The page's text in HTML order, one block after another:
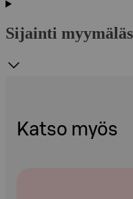
Sijainti
Katso myös